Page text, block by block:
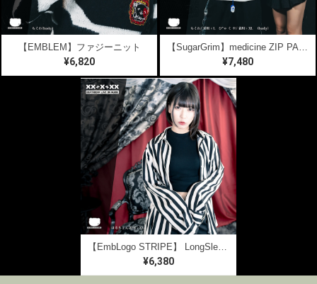
【EMBLEM】ファジーニット
¥6,820
【SugarGrim】medicine ZIP PARKA
¥7,480
¥6,380